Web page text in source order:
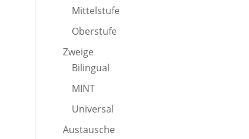
Mittelstufe
Oberstufe
Zweige
Bilingual
MINT
Universal
Austausche